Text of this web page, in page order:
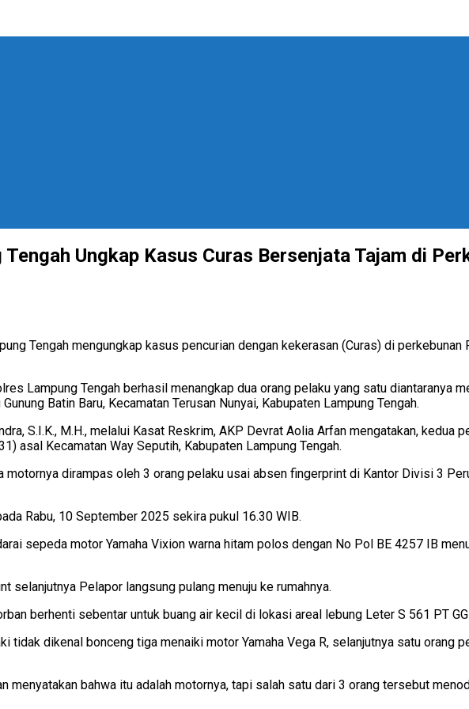
Ungkap Kasus Curas Bersenjata Tajam di
Tengah mengungkap kasus pencurian dengan kekerasan (Curas) di perkebunan
Lampung Tengah berhasil menangkap dua orang pelaku yang satu diantaranya
Batin Baru, Kecamatan Terusan Nunyai, Kabupaten Lampung Tengah.
S.I.K., M.H., melalui Kasat Reskrim, AKP Devrat Aolia Arfan mengatakan,
asal Kecamatan Way Seputih, Kabupaten Lampung Tengah.
dirampas oleh 3 orang pelaku usai absen fingerprint di Kantor Divisi 3
Rabu, 10 September 2025 sekira pukul 16.30 WIB.
sepeda motor Yamaha Vixion warna hitam polos dengan No Pol BE 4257 IB
selanjutnya Pelapor langsung pulang menuju ke rumahnya.
berhenti sebentar untuk buang air kecil di lokasi areal lebung Leter S 561 PT
tidak dikenal bonceng tiga menaiki motor Yamaha Vega R, selanjutnya satu
menyatakan bahwa itu adalah motornya, tapi salah satu dari 3 orang tersebut